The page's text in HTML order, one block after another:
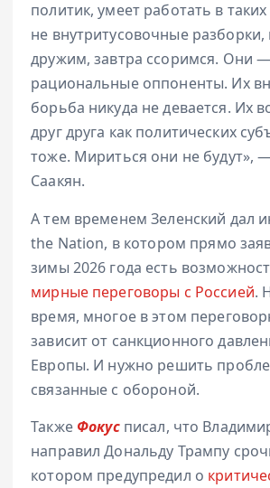
политик, умеет работать в
не внутритусовочные разборки,
дружим, завтра ссоримся. Они —
рациональные оппоненты. Их
борьба никуда не девается. Их
друг друга как политических
тоже. Мириться они не будут»,
Саакян.
А тем временем Зеленский дал
the Nation, в котором прямо
зимы 2026 года есть
мирные переговоры с Россией.
время, многое в этом
зависит от санкционного
Европы. И нужно решить
связанные с обороной.
Также Фокус писал, что
направил Дональду Трампу
котором предупредил о